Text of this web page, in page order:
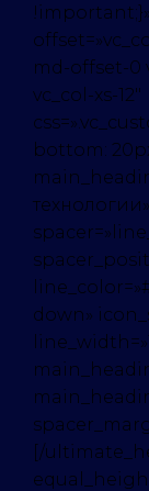
md-offset-0
vc_col-xs-12″
bottom:
down»
[/